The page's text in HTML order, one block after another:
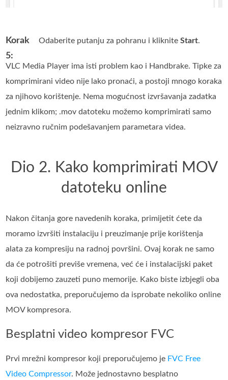
Korak
5:
Odaberite putanju za pohranu i klikniteStart.
VLC Media Player ima isti problem kao i Handbrake. Tipke za
komprimirani video nije lako pronaći, a postoji mnogo koraka
za njihovo korištenje. Nema mogućnost izvršavanja zadatka
jednim klikom; .mov datoteku možemo komprimirati samo
neizravno ručnim podešavanjem parametara videa.
Dio 2. Kako komprimirati MOV
datoteku online
Nakon čitanja gore navedenih koraka, primijetit ćete da
moramo izvršiti instalaciju i preuzimanje prije korištenja
alata za kompresiju na radnoj površini. Ovaj korak ne samo
da će potrošiti previše vremena, već će i instalacijski paket
koji dobijemo zauzeti puno memorije. Kako biste izbjegli oba
ova nedostatka, preporučujemo da isprobate nekoliko online
MOV kompresora.
Besplatni video kompresor FVC
Prvi mrežni kompresor koji preporučujemo je FVC Free
Video Compressor. Može jednostavno besplatno